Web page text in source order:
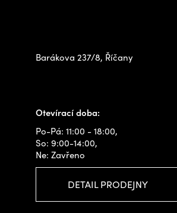
Barákova 237/8, Říčany
Otevírací doba:
Po-Pá: 11:00 - 18:00,
So: 9:00-14:00,
Ne: Zavřeno
DETAIL PRODEJNY